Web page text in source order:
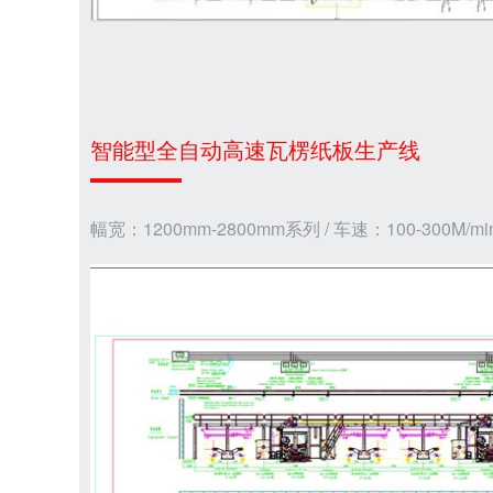
智能型全自动高速瓦楞纸板生产线
幅宽：1200mm-2800mm系列 / 车速：100-300M/